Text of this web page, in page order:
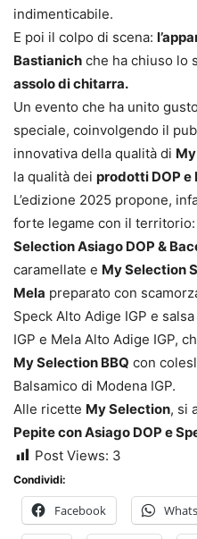
indimenticabile.
E poi il colpo di scena:
Bastianich che ha chiuso lo
assolo di chitarra.
Un evento che ha unito
speciale, coinvolgendo il
innovativa della qualità di
la qualità dei prodotti DOP e
L’edizione 2025 propone,
forte legame con il
Selection Asiago DOP &
caramellate e My Selection
Mela preparato con
Speck Alto Adige IGP e
IGP e Mela Alto Adige IGP,
My Selection BBQ con
Balsamico di Modena IGP.
Alle ricette My Selection, si
Pepite con Asiago DOP e
Post Views: 3
Condividi:
Facebook